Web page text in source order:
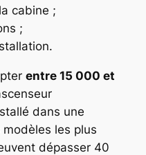
cabine ;
;
entre 15 000 et
dans une
les plus
dépasser 40